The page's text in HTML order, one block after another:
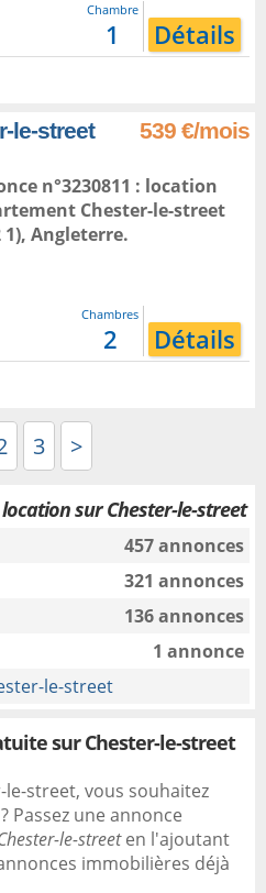
Chambre
1 Détails
le-street 539 €/mois
n°3230811 : location
Chester-le-street
1), Angleterre.
Chambres
2 Détails
3 >
location sur Chester-le-street
457 annonces
321 annonces
136 annonces
1 annonce
le-street
sur Chester-le-street
street, vous souhaitez
Passez une annonce
le-streeten l'ajoutant
immobilières déjà